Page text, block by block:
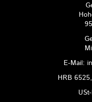
E-Mail:
HRB